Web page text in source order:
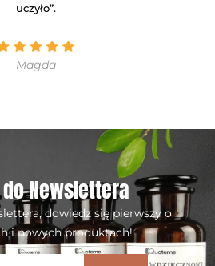
uczyło”.
Magda
do Newslettera
dowiedz się pierwszy o
i nowych produktach!